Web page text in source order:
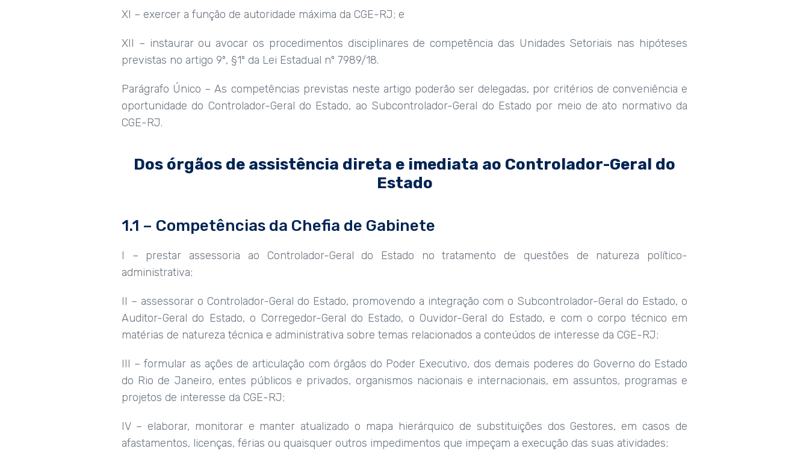
XI – exercer a função de autoridade máxima da CGE-RJ; e
XII – instaurar ou avocar os procedimentos disciplinares de competência das Unidades Setoriais nas hipóteses
previstas no artigo 9º, §1º da Lei Estadual nº 7989/18.
Parágrafo Único – As competências previstas neste artigo poderão ser delegadas, por critérios de conveniência e
oportunidade do Controlador-Geral do Estado, ao Subcontrolador-Geral do Estado por meio de ato normativo da
CGE-RJ.
Dos órgãos de assistência direta e imediata ao Controlador-Geral do
Estado
1.1 – Competências da Chefia de Gabinete
I – prestar assessoria ao Controlador-Geral do Estado no tratamento de questões de natureza político-
administrativa;
II – assessorar o Controlador-Geral do Estado, promovendo a integração com o Subcontrolador-Geral do Estado, o
Auditor-Geral do Estado, o Corregedor-Geral do Estado, o Ouvidor-Geral do Estado, e com o corpo técnico em
matérias de natureza técnica e administrativa sobre temas relacionados a conteúdos de interesse da CGE-RJ;
III – formular as ações de articulação com órgãos do Poder Executivo, dos demais poderes do Governo do Estado
do Rio de Janeiro, entes públicos e privados, organismos nacionais e internacionais, em assuntos, programas e
projetos de interesse da CGE-RJ;
IV – elaborar, monitorar e manter atualizado o mapa hierárquico de substituições dos Gestores, em casos de
afastamentos, licenças, férias ou quaisquer outros impedimentos que impeçam a execução das suas atividades;